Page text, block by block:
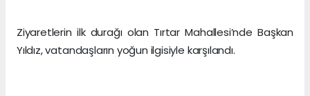
Ziyaretlerin ilk durağı olan Tırtar Mahallesi’nde Başkan
Yıldız, vatandaşların yoğun ilgisiyle karşılandı.